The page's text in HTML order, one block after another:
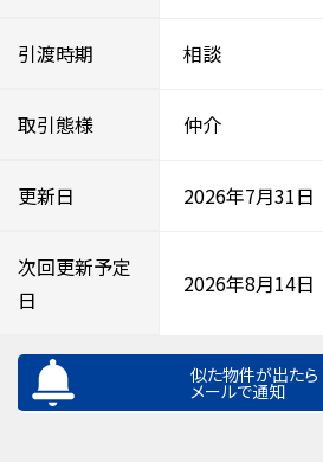
引渡時期 相談
取引態様 仲介
更新日 2026年7月31日
次回更新予定
日
2026年8月14日
似た物件が出たら
メールで通知